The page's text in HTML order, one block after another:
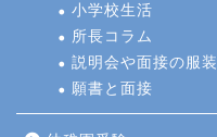
小学校生活
所長コラム
説明会や面接の服装
願書と面接